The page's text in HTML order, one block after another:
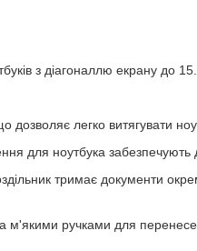
з діагоналлю екрану до
легко витягувати
для ноутбука
тримає документи
ручками для